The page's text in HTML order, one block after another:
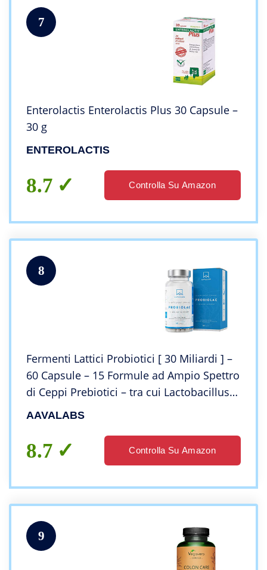
7
Enterolactis Enterolactis Plus 30 Capsule –
30 g
ENTEROLACTIS
8.7 Controlla Su Amazon
8
Fermenti Lattici Probiotici [ 30 Miliardi ] –
60 Capsule – 15 Formule ad Ampio Spettro
di Ceppi Prebiotici – tra cui Lactobacillus
Acidophilus e Bifidobacterium – Supporta
AAVALABS
8.7 Controlla Su Amazon
9